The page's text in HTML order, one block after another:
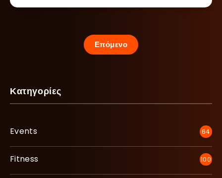
Επόμενο
Κατηγορίες
Events 64
Fitness 100